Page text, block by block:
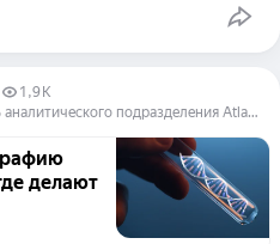
1,9 K
Врач-генетик, Руководитель аналитического подразделения Atlas Biomed Group
делают